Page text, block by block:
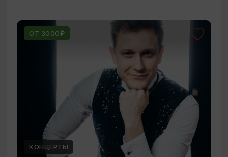
ОТ 3000₽
КОНЦЕРТЫ